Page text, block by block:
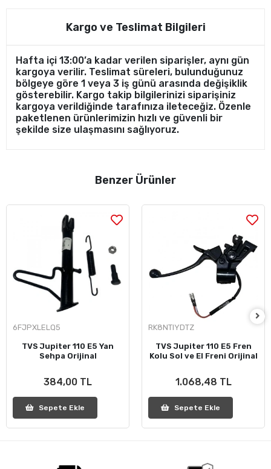
Kargo ve Teslimat Bilgileri
Hafta içi 13:00’a kadar verilen siparişler, aynı gün
kargoya verilir. Teslimat süreleri, bulunduğunuz
bölgeye göre 1 veya 3 iş günü arasında değişiklik
gösterebilir. Kargo takip bilgilerinizi siparişiniz
kargoya verildiğinde tarafınıza ileteceğiz. Özenle
paketlenen ürünlerimizin hızlı ve güvenli bir
şekilde size ulaşmasını sağlıyoruz.
Benzer Ürünler
6FJPXLELQ5
TVS Jupiter 110 E5 Yan
Sehpa Orijinal
384,00 TL
Sepete Ekle
RK8NTIYDTZ
TVS Jupiter 110 E5 Fren
Kolu Sol ve El Freni Orijinal
1.068,48 TL
Sepete Ekle